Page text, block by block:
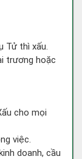
Tử thì xấu.
trương hoặc
cho mọi
việc.
doanh, cầu